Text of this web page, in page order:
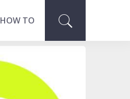
HOW TO